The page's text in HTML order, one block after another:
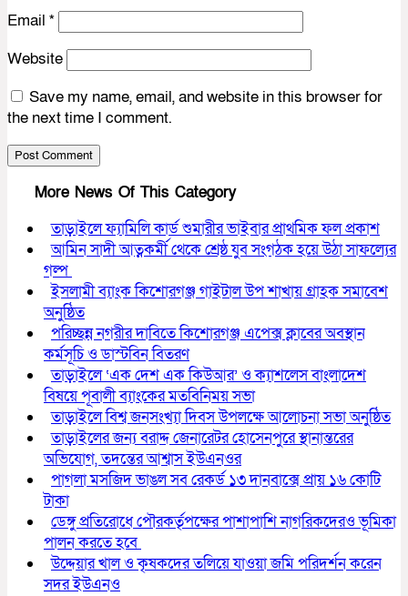
Email *
Website
Save my name, email, and website in this browser for
the next time I comment.
More News Of This Category
তাড়াইলে ফ্যামিলি কার্ড শুমারীর ভাইবার প্রাথমিক ফল প্রকাশ
আমিন সাদী আত্নকর্মী থেকে শ্রেষ্ঠ যুব সংগঠক হয়ে উঠা সাফল্যের
গল্প
ইসলামী ব্যাংক কিশোরগঞ্জ গাইটাল উপ শাখায় গ্রাহক সমাবেশ
অনুষ্ঠিত
পরিচ্ছন্ন নগরীর দাবিতে কিশোরগঞ্জ এপেক্স ক্লাবের অবস্থান
কর্মসূচি ও ডাস্টবিন বিতরণ
তাড়াইলে ‘এক দেশ এক কিউআর’ ও ক্যাশলেস বাংলাদেশ
বিষয়ে পূবালী ব্যাংকের মতবিনিময় সভা
তাড়াইলে বিশ্ব জনসংখ্যা দিবস উপলক্ষে আলোচনা সভা অনুষ্ঠিত
তাড়াইলের জন্য বরাদ্দ জেনারেটর হোসেনপুরে স্থানান্তরের
অভিযোগ, তদন্তের আশ্বাস ইউএনওর
পাগলা মসজিদ ভাঙল সব রেকর্ড ১৩ দানবাক্সে প্রায় ১৬ কোটি
টাকা
ডেঙ্গু প্রতিরোধে পৌরকর্তৃপক্ষের পাশাপাশি নাগরিকদেরও ভূমিকা
পালন করতে হবে
উদ্দেয়ার খাল ও কৃষকদের তলিয়ে যাওয়া জমি পরিদর্শন করেন
সদর ইউএনও